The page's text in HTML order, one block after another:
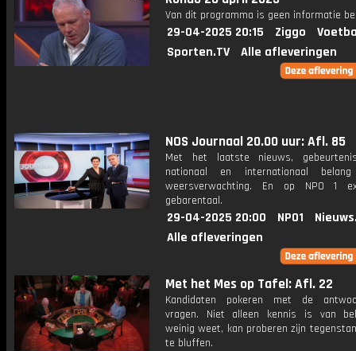
Van dit programma is geen informatie
29-04-2025 20:15 Ziggo
Sporten.TV
Alle afleveringen
NOS Journaal 20.00 uur: Afl. 85
Met het laatste nieuws,
nationaal en internationaal
weersverwachting. En op NPO 1
gebarentaal.
29-04-2025 20:00 NPO1
Alle afleveringen
Met het Mes op Tafel: Afl. 22
Kandidaten pokeren met de
vragen. Niet alleen kennis is van
weinig weet, kan proberen zijn
te bluffen.